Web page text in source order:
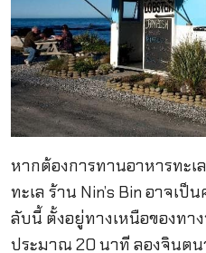
หากต้องการทานอาหารทะ
ทะเล ร้าน Nin’s Bin อาจเ
ลับนี้ ตั้งอยู่ทางเหนือของทา
ประมาณ 20 นาที ลองจินตน